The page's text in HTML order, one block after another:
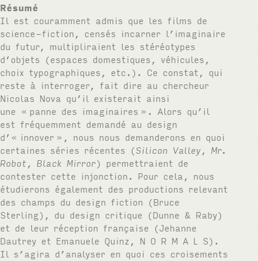
Résumé
Il est couramment admis que les films de
science-fiction, censés incarner l’imaginaire
du futur, multipliraient les stéréotypes
d’objets (espaces domestiques, véhicules,
choix typographiques, etc.). Ce constat, qui
reste à interroger, fait dire au chercheur
Nicolas Nova qu’il existerait ainsi
une « panne des imaginaires ». Alors qu’il
est fréquemment demandé au design
d’« innover », nous nous demanderons en quoi
certaines séries récentes (Silicon Valley
Mr.
Robot
Black Mirror) permettraient de
contester cette injonction. Pour cela, nous
étudierons également des productions relevant
des champs du design fiction (Bruce
Sterling), du design critique (Dunne & Raby)
et de leur réception française (Jehanne
Dautrey et Emanuele Quinz, N O R M A L S).
Il s’agira d’analyser en quoi ces croisements